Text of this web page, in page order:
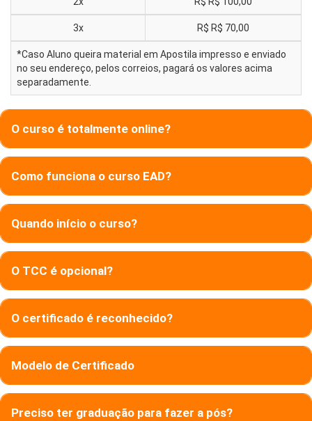
3x R$ R$ 70,00
*Caso Aluno queira material em Apostila impresso e enviado
no seu endereço, pelos correios, pagará os valores acima
separadamente.
O curso é totalmente online?
Como funciona o curso EAD?
Quando início o curso?
O TCC é opcional?
O certificado é reconhecido?
Modelo de Certificado
Preciso ter graduação para fazer a pós?